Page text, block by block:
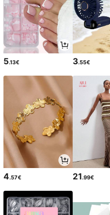
5.13€ 3.55€
4.57€ 21.99€